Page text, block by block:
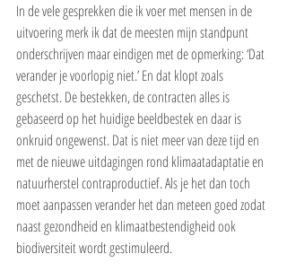
In de vele gesprekken die ik voer met mensen in de
uitvoering merk ik dat de meesten mijn standpunt
onderschrijven maar eindigen met de opmerking: ‘Dat
verander je voorlopig niet.’ En dat klopt zoals
geschetst. De bestekken, de contracten alles is
gebaseerd op het huidige beeldbestek en daar is
onkruid ongewenst. Dat is niet meer van deze tijd en
met de nieuwe uitdagingen rond klimaatadaptatie en
natuurherstel contraproductief. Als je het dan toch
moet aanpassen verander het dan meteen goed zodat
naast gezondheid en klimaatbestendigheid ook
biodiversiteit wordt gestimuleerd.